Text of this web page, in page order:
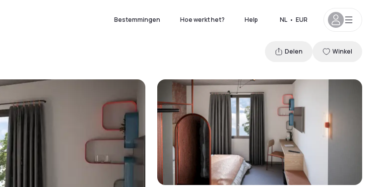
Bestemmingen Hoe werkt het? Help NL • EUR
Delen Winkel